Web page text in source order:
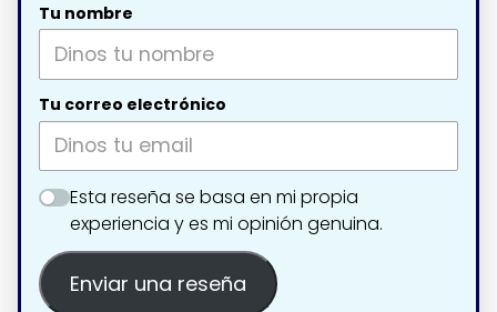
Tu nombre
Tu correo electrónico
Esta reseña se basa en mi propia
experiencia y es mi opinión genuina.
Enviar una reseña